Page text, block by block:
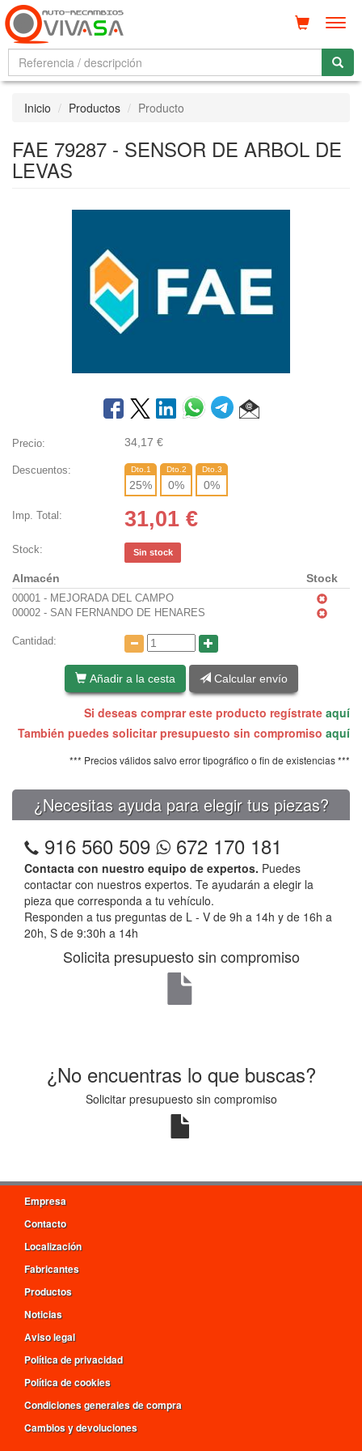
Inicio Productos Producto
FAE 79287 - SENSOR DE ARBOL DE
LEVAS
Precio: 34,17 €
Descuentos: Dto.1
25%
Dto.2
0%
Dto.3
0%
Imp. Total: 31,01 €
Stock: Sin stock
Almacén Stock
00001 - MEJORADA DEL CAMPO
00002 - SAN FERNANDO DE HENARES
Cantidad:
Añadir a la cesta Calcular envío
Si deseas comprar este producto regístrate aquí
También puedes solicitar presupuesto sin compromiso aquí
*** Precios válidos salvo error tipográfico o fin de existencias ***
¿Necesitas ayuda para elegir tus piezas?
916 560 509 672 170 181
Contacta con nuestro equipo de expertos. Puedes
contactar con nuestros expertos. Te ayudarán a elegir la
pieza que corresponda a tu vehículo.
Responden a tus preguntas de L - V de 9h a 14h y de 16h a
20h, S de 9:30h a 14h
Solicita presupuesto sin compromiso
¿No encuentras lo que buscas?
Solicitar presupuesto sin compromiso
Empresa
Contacto
Localización
Fabricantes
Productos
Noticias
Aviso legal
Política de privacidad
Política de cookies
Condiciones generales de compra
Cambios y devoluciones